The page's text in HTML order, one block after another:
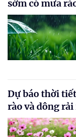
sớm có mưa
Dự báo thời
rào và dông rải